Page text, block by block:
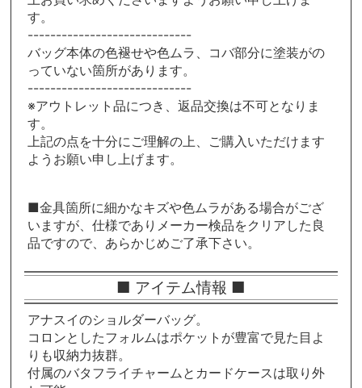
す。
-----------------------------
バッグ本体の色褪せや色ムラ、コバ部分に塗装がの
っていない箇所があります。
-----------------------------
※アウトレット品につき、返品交換は不可となりま
す。
上記の点を十分にご理解の上、ご購入いただけます
ようお願い申し上げます。
■金具箇所に細かなキズや色ムラがある場合がござ
いますが、仕様でありメーカー検品をクリアした良
品ですので、あらかじめご了承下さい。
■ アイテム情報 ■
アナスイのショルダーバッグ。
コロンとしたフォルムはポケットが豊富で見た目よ
りも収納力抜群。
付属のバタフライチャームとカードケースは取り外